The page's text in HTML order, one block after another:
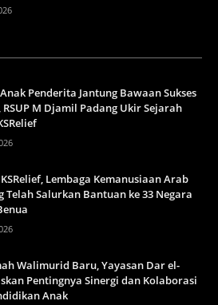
Penderita Jantung Bawaan Sukses
M Djamil Padang Ukir Sejarah
Lembaga Kemanusiaan Arab
Telah Salurkan Bantuan ke 33 Negara
Walimurid Baru, Yayasan Dar el-
Pentingnya Sinergi dan Kolaborasi
Anak